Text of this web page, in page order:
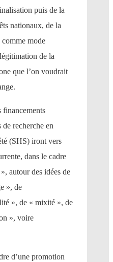
puis de la
nationaux, de la
mode
de la
que l’on voudrait
financements
recherche en
(SHS) iront vers
dans le cadre
autour des idées de
», de
», de « mixité », de
», voire
d’une promotion